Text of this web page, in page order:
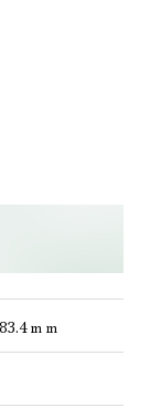
ｍｍ